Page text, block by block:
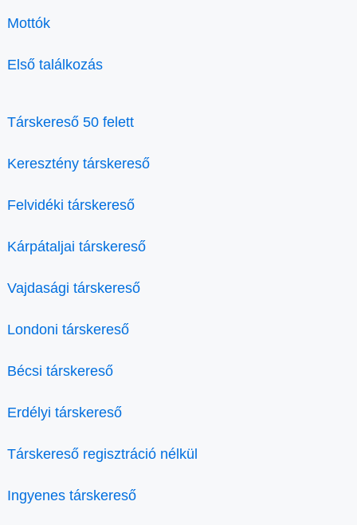
Mottók
Első találkozás
Társkereső 50 felett
Keresztény társkereső
Felvidéki társkereső
Kárpátaljai társkereső
Vajdasági társkereső
Londoni társkereső
Bécsi társkereső
Erdélyi társkereső
Társkereső regisztráció nélkül
Ingyenes társkereső